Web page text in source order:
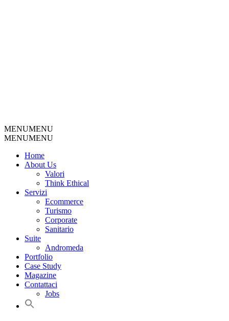
MENUMENU
MENUMENU
Home
About Us
Valori
Think Ethical
Servizi
Ecommerce
Turismo
Corporate
Sanitario
Suite
Andromeda
Portfolio
Case Study
Magazine
Contattaci
Jobs